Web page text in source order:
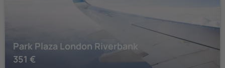
Park Plaza London Riverbank
351 €